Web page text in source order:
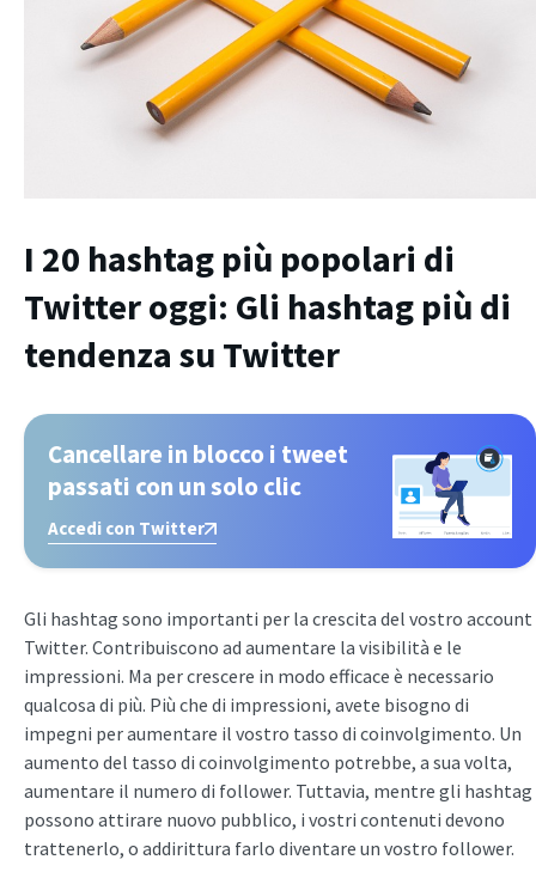
I 20 hashtag più popolari di
Twitter oggi: Gli hashtag più di
tendenza su Twitter
Cancellare in blocco i tweet
passati con un solo clic
Accedi con Twitter
Gli hashtag sono importanti per la crescita del vostro account
Twitter. Contribuiscono ad aumentare la visibilità e le
impressioni. Ma per crescere in modo efficace è necessario
qualcosa di più. Più che di impressioni, avete bisogno di
impegni per aumentare il vostro tasso di coinvolgimento. Un
aumento del tasso di coinvolgimento potrebbe, a sua volta,
aumentare il numero di follower. Tuttavia, mentre gli hashtag
possono attirare nuovo pubblico, i vostri contenuti devono
trattenerlo, o addirittura farlo diventare un vostro follower.